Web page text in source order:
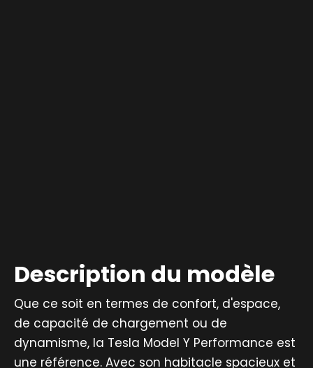
Description du modèle
Que ce soit en termes de confort, d'espace,
de capacité de chargement ou de
dynamisme, la Tesla Model Y Performance est
une référence. Avec son habitacle spacieux et